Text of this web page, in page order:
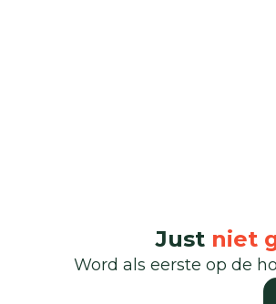
Just niet
Word als eerste op de